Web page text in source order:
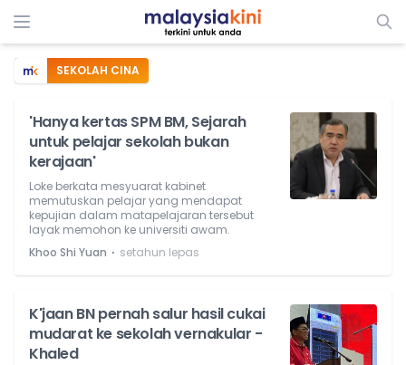
SEKOLAH CINA
'Hanya kertas SPM BM, Sejarah
untuk pelajar sekolah bukan
kerajaan'
Loke berkata mesyuarat kabinet
memutuskan pelajar yang mendapat
kepujian dalam matapelajaran tersebut
layak memohon ke universiti awam.
Khoo Shi Yuan ⋅ setahun lepas
K'jaan BN pernah salur hasil cukai
mudarat ke sekolah vernakular -
Khaled